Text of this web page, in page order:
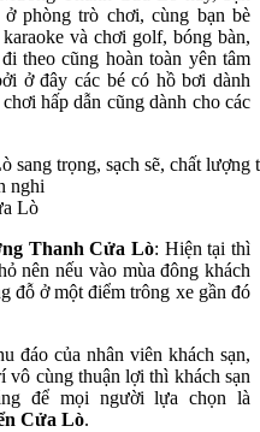
phòng trò chơi, cùng bạn bè
và chơi golf, bóng bàn,
theo cũng hoàn toàn yên tâm
ở đây các bé có hồ bơi dành
hấp dẫn cũng dành cho các
Lò
Thanh Cửa Lò: Hiện tại thì
nên nếu vào mùa đông khách
đỗ ở một điểm trông xe gần đó
đáo của nhân viên khách sạn,
vô cùng thuận lợi thì khách sạn
để mọi người lựa chọn là
Cửa Lò.